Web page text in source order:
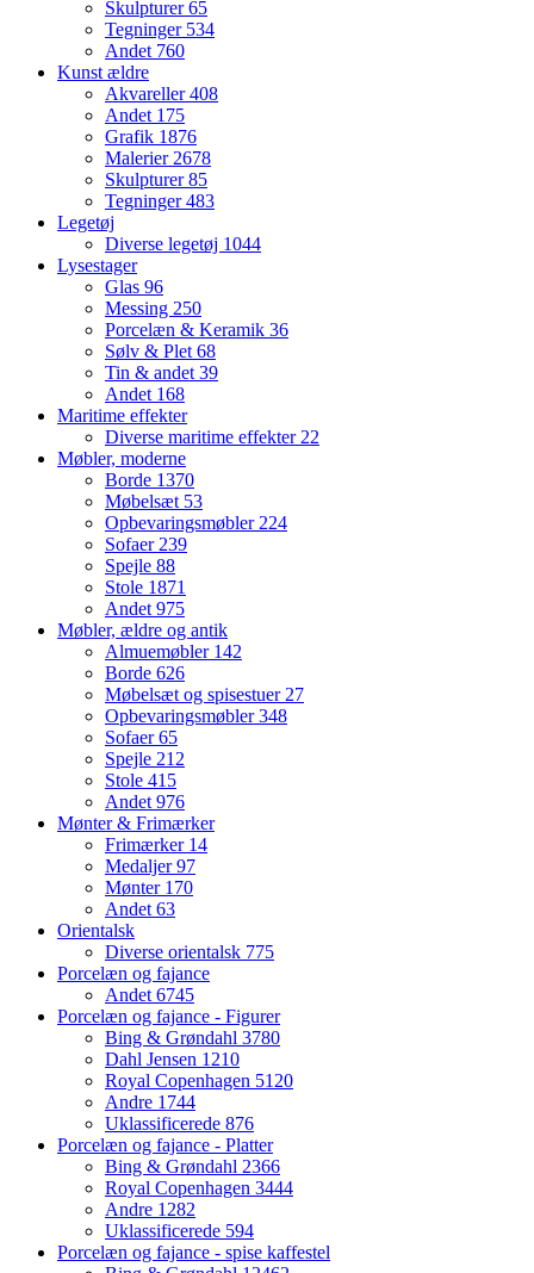
Skulpturer65
Tegninger 534
Andet 760
Kunst ældre
Akvareller408
Andet 175
Grafik 1876
Malerier2678
Skulpturer85
Tegninger483
Legetøj
Diverse legetøj 1044
Lysestager
Glas 96
Messing 250
Porcelæn & Keramik 36
Sølv & Plet68
Tin & andet39
Andet 168
Maritime effekter
Diverse maritime effekter22
Møbler, moderne
Borde 1370
Møbelsæt 53
Opbevaringsmøbler224
Sofaer239
Spejle 88
Stole 1871
Andet975
Møbler, ældre og antik
Almuemøbler 142
Borde 626
Møbelsæt og spisestuer27
Opbevaringsmøbler348
Sofaer65
Spejle 212
Stole 415
Andet976
Mønter & Frimærker
Frimærker 14
Medaljer97
Mønter 170
Andet63
Orientalsk
Diverse orientalsk 775
Porcelæn og fajance
Andet6745
Porcelæn og fajance - Figurer
Bing & Grøndahl 3780
Dahl Jensen 1210
Royal Copenhagen 5120
Andre 1744
Uklassificerede 876
Porcelæn og fajance - Platter
Bing & Grøndahl 2366
Royal Copenhagen 3444
Andre 1282
Uklassificerede 594
Porcelæn og fajance - spise kaffestel